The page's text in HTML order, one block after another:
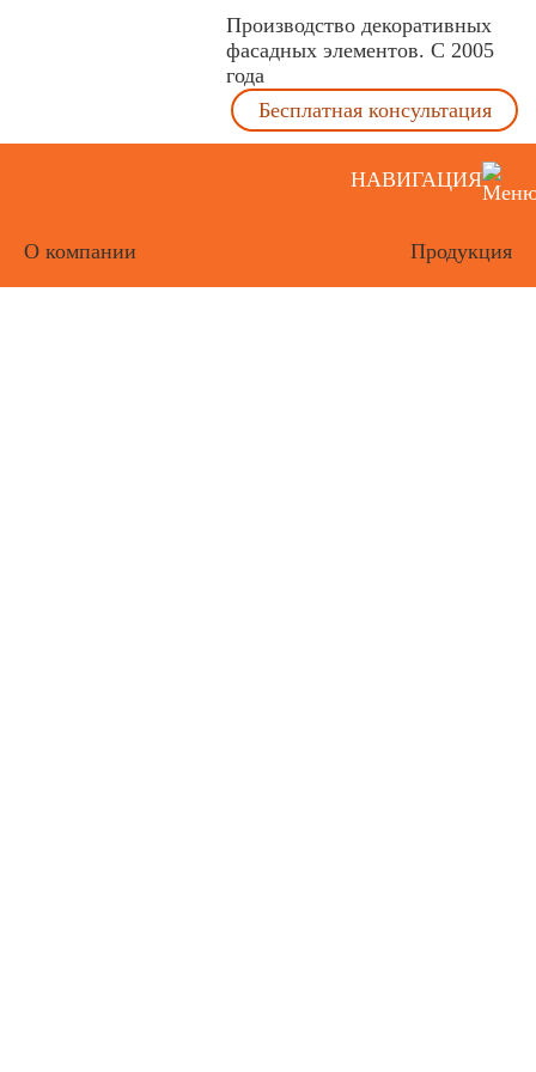
Производство декоративных
фасадных элементов. С 2005
года
Бесплатная консультация
НАВИГАЦИЯ
О компании Продукция